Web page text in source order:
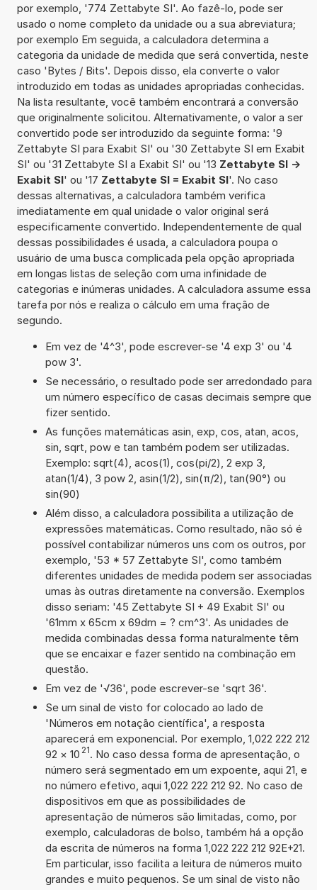
por exemplo, '774 Zettabyte SI'. Ao fazê-lo, pode ser
usado o nome completo da unidade ou a sua abreviatura;
por exemplo Em seguida, a calculadora determina a
categoria da unidade de medida que será convertida, neste
caso 'Bytes / Bits'. Depois disso, ela converte o valor
introduzido em todas as unidades apropriadas conhecidas.
Na lista resultante, você também encontrará a conversão
que originalmente solicitou. Alternativamente, o valor a ser
convertido pode ser introduzido da seguinte forma: '9
Zettabyte SI para Exabit SI' ou '30 Zettabyte SI em Exabit
SI' ou '31 Zettabyte SI a Exabit SI' ou '13 Zettabyte SI ->
Exabit SI' ou '17 Zettabyte SI = Exabit SI'. No caso
dessas alternativas, a calculadora também verifica
imediatamente em qual unidade o valor original será
especificamente convertido. Independentemente de qual
dessas possibilidades é usada, a calculadora poupa o
usuário de uma busca complicada pela opção apropriada
em longas listas de seleção com uma infinidade de
categorias e inúmeras unidades. A calculadora assume essa
tarefa por nós e realiza o cálculo em uma fração de
segundo.
Em vez de '4^3', pode escrever-se '4 exp 3' ou '4
pow 3'.
Se necessário, o resultado pode ser arredondado para
um número específico de casas decimais sempre que
fizer sentido.
As funções matemáticas asin, exp, cos, atan, acos,
sin, sqrt, pow e tan também podem ser utilizadas.
Exemplo: sqrt(4), acos(1), cos(pi/2), 2 exp 3,
atan(1/4), 3 pow 2, asin(1/2), sin(π/2), tan(90°) ou
sin(90)
Além disso, a calculadora possibilita a utilização de
expressões matemáticas. Como resultado, não só é
possível contabilizar números uns com os outros, por
exemplo, '53 * 57 Zettabyte SI', como também
diferentes unidades de medida podem ser associadas
umas às outras diretamente na conversão. Exemplos
disso seriam: '45 Zettabyte SI + 49 Exabit SI' ou
'61mm x 65cm x 69dm = ? cm^3'. As unidades de
medida combinadas dessa forma naturalmente têm
que se encaixar e fazer sentido na combinação em
questão.
Em vez de '√36', pode escrever-se 'sqrt 36'.
Se um sinal de visto for colocado ao lado de
'Números em notação científica', a resposta
aparecerá em exponencial. Por exemplo, 1,022 222 212
92 × 10 21. No caso dessa forma de apresentação, o
número será segmentado em um expoente, aqui 21, e
no número efetivo, aqui 1,022 222 212 92. No caso de
dispositivos em que as possibilidades de
apresentação de números são limitadas, como, por
exemplo, calculadoras de bolso, também há a opção
da escrita de números na forma 1,022 222 212 92E+21.
Em particular, isso facilita a leitura de números muito
grandes e muito pequenos. Se um sinal de visto não